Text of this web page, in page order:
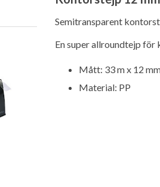
Semitransparent
En super allroundtejp för
Mått: 33 m x 12
Material: PP